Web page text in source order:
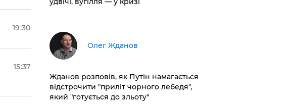
19:30
15:37
Олег Жданов
Жданов розповів, як Путін намагається
відстрочити "приліт чорного лебедя",
який "готується до зльоту"